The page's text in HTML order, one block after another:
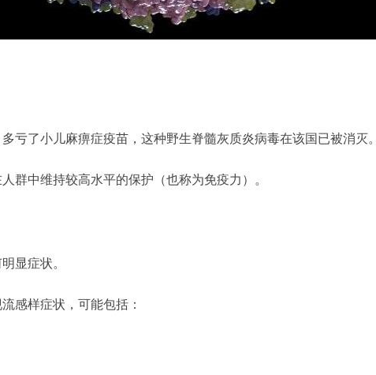
亏了小儿麻痹症疫苗，这种野生脊髓灰质炎病毒在该国已被消灭
群中维持较高水平的保护（也称为免疫力）。
显症状。
感样症状，可能包括：